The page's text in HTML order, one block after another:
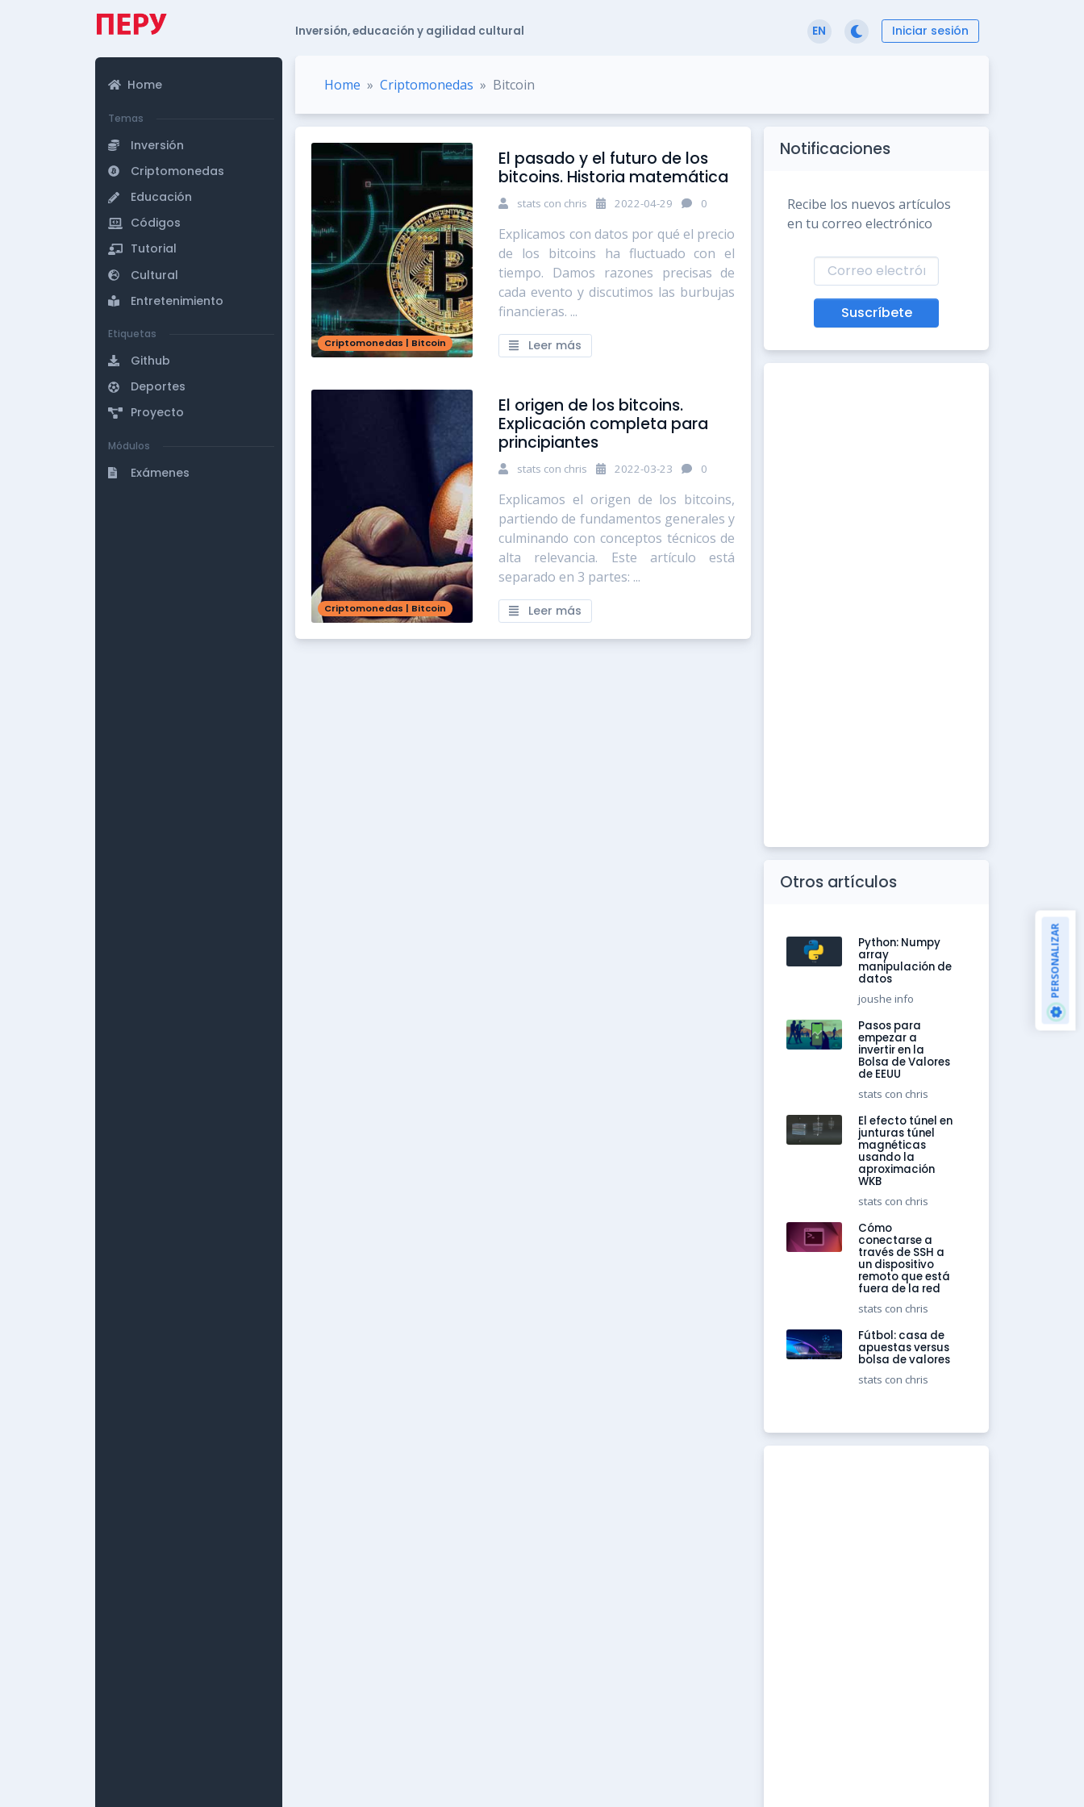
Home
Temas
Inversión
Criptomonedas
Educación
Códigos
Tutorial
Cultural
Entretenimiento
Etiquetas
Github
Deportes
Proyecto
Módulos
Exámenes
Inversión, educación y agilidad cultural EN Iniciar sesión
Home Criptomonedas Bitcoin
Criptomonedas | Bitcoin
El pasado y el futuro de los
bitcoins. Historia matemática
stats con chris 2022-04-29 0
Explicamos con datos por qué el precio
de los bitcoins ha fluctuado con el
tiempo. Damos razones precisas de
cada evento y discutimos las burbujas
financieras. ...
Leer más
Criptomonedas | Bitcoin
El origen de los bitcoins.
Explicación completa para
principiantes
stats con chris 2022-03-23 0
Explicamos el origen de los bitcoins,
partiendo de fundamentos generales y
culminando con conceptos técnicos de
alta relevancia. Este artículo está
separado en 3 partes: ...
Leer más
Notificaciones
Recibe los nuevos artículos
en tu correo electrónico
Suscríbete
Otros artículos
Python: Numpy
array
manipulación de
datos
joushe info
Pasos para
empezar a
invertir en la
Bolsa de Valores
de EEUU
stats con chris
El efecto túnel en
junturas túnel
magnéticas
usando la
aproximación
WKB
stats con chris
Cómo
conectarse a
través de SSH a
un dispositivo
remoto que está
fuera de la red
stats con chris
Fútbol: casa de
apuestas versus
bolsa de valores
stats con chris
PERSONALIZAR